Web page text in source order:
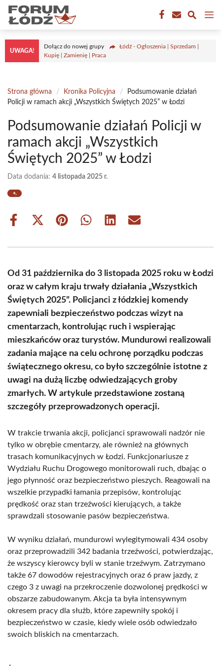
Przejdź
treści
UWAGA!
Dołącz do nowej grupy
Łódź - Ogłoszenia | Sprzedam |
Kupię | Zamienię | Praca
Strona główna / Kronika Policyjna /
Podsumowanie działań
Policji w ramach akcji „Wszystkich Świętych 2025” w Łodzi
Podsumowanie działań Policji w
ramach akcji „Wszystkich
Świętych 2025” w Łodzi
Data dodania: 4 listopada 2025 r.
Share
Share
(Twitter)
Share Share Share Share
Od 31 października do 3 listopada 2025 roku w Łodzi
oraz w całym kraju trwały działania „Wszystkich
Świętych 2025”. Policjanci z łódzkiej komendy
zapewniali bezpieczeństwo podczas wizyt na
cmentarzach, kontrolując ruch i wspierając
mieszkańców oraz turystów. Mundurowi realizowali
zadania mające na celu ochronę porządku podczas
świątecznego okresu, co było szczególnie istotne z
uwagi na dużą liczbę odwiedzających groby
zmarłych. W artykule przedstawione zostaną
szczegóły przeprowadzonych operacji.
W trakcie trwania akcji, policjanci sprawowali nadzór nie
tylko w obrębie cmentarzy, ale również na głównych
trasach komunikacyjnych w Łodzi. Funkcjonariusze z
Wydziału Ruchu Drogowego monitorowali ruch, dbając o
jego płynność oraz bezpieczeństwo pieszych. Reagowali na
wszelkie przypadki łamania przepisów, kontrolując
prędkość oraz stan trzeźwości kierujących, a także
sprawdzali stosowanie pasów bezpieczeństwa.
W wyniku działań, mundurowi wylegitymowali 434 osoby
oraz przeprowadzili 342 badania trzeźwości, potwierdzając,
że wszyscy kierowcy byli w stanie trzeźwym. Zatrzymano
także 67 dowodów rejestracyjnych oraz 6 praw jazdy, z
czego 3 z uwagi na przekroczenie dozwolonej prędkości w
obszarze zabudowanym. Akcja ta była intensywnym
okresem pracy dla służb, które zapewniły spokój i
bezpieczeństwo w czasie, kiedy wiele osób odwiedzało
swoich bliskich na cmentarzach.